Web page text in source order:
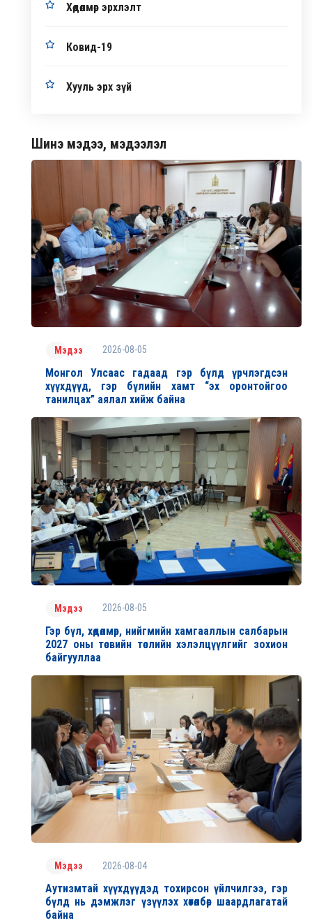
Хөдөлмөр эрхлэлт
Ковид-19
Хууль эрх зүй
Шинэ мэдээ, мэдээлэл
Мэдээ 2026-08-05
Монгол Улсаас гадаад гэр бүлд үрчлэгдсэн
хүүхдүүд, гэр бүлийн хамт “эх оронтойгоо
танилцах” аялал хийж байна
Мэдээ 2026-08-05
Гэр бүл, хөдөлмөр, нийгмийн хамгааллын салбарын
2027 оны төсвийн төслийн хэлэлцүүлгийг зохион
байгууллаа
Мэдээ 2026-08-04
Аутизмтай хүүхдүүдэд тохирсон үйлчилгээ, гэр
бүлд нь дэмжлэг үзүүлэх хөтөлбөр шаардлагатай
байна